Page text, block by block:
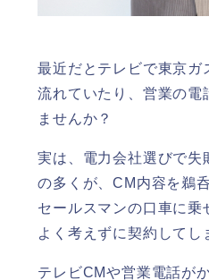
最近だとテレビで東京ガ
流れていたり、営業の電
ませんか？
実は、電力会社選びで失
の多くが、CM内容を鵜
セールスマンの口車に乗
よく考えずに契約してし
テレビCMや営業電話が